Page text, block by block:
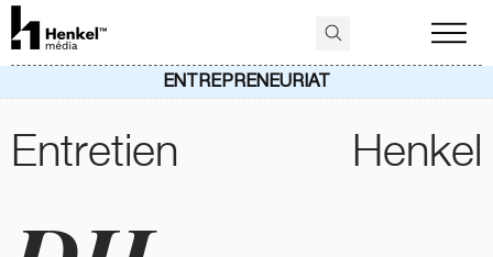
ENTREPRENEURIAT
Henkel
Entretien